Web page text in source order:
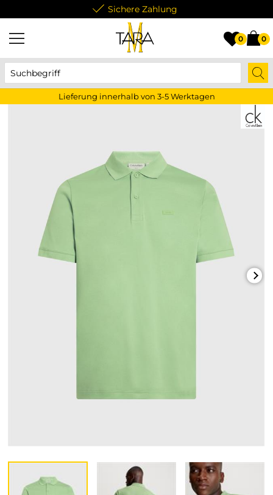
Lieferung innerhalb von 3-5 Werktagen
0 0
Lieferung innerhalb von 3-5 Werktagen